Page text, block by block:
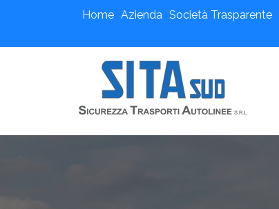
Home Azienda Società Trasparente